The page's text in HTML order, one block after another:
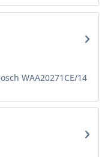
WAA20271CE/14